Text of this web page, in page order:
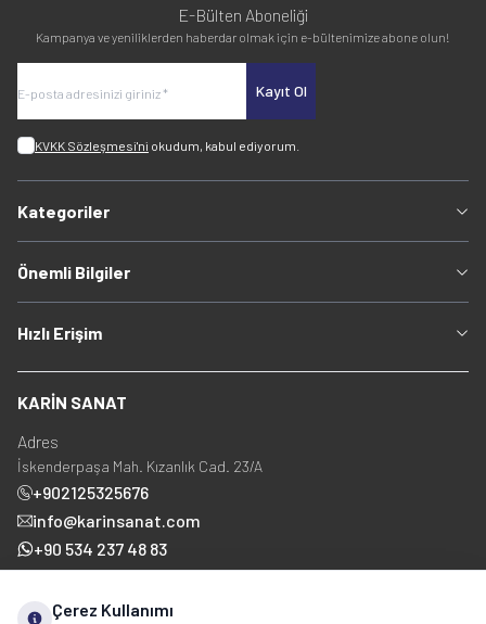
E-Bülten Aboneliği
Kampanya ve yeniliklerden haberdar olmak için e-bültenimize abone olun!
Kayıt Ol
KVKK Sözleşmesi'ni okudum, kabul ediyorum.
Kategoriler
Önemli Bilgiler
Hızlı Erişim
KARİN SANAT
Adres
İskenderpaşa Mah. Kızanlık Cad. 23/A
+902125325676
info@karinsanat.com
+90 534 237 48 83
Çerez Kullanımı